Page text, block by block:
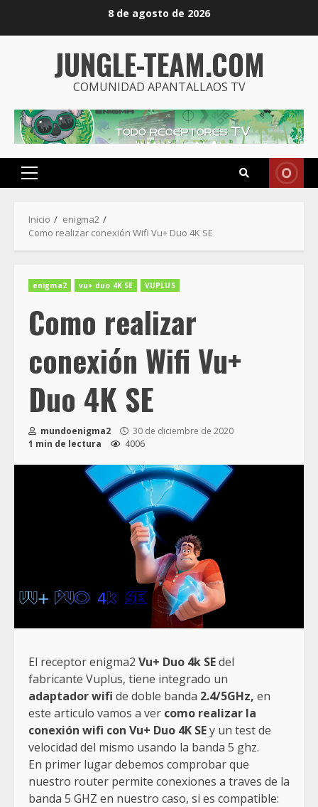
8 de agosto de 2026
JUNGLE-TEAM.COM
COMUNIDAD APANTALLAOS TV
Menú
Inicio
enigma2
Como realizar conexión Wifi Vu+ Duo 4K SE
enigma2 vu+ duo 4K SE VUPLUS
Como realizar
conexión Wifi Vu+
Duo 4K SE
mundoenigma2
30 de diciembre de 2020
1 min de lectura
4006
El receptor enigma2 Vu+ Duo 4k SEdel
fabricante Vuplus, tiene integrado un
adaptador wifi de doble banda 2.4/5GHz, en
este articulo vamos a ver como realizar la
conexión wifi con Vu+ Duo 4K SEy un test de
velocidad del mismo usando la banda 5 ghz.
En primer lugar debemos comprobar que
nuestro router permite conexiones a traves de la
banda 5 GHZ en nuestro caso, si es compatible: